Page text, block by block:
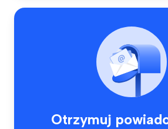
Otrzymuj